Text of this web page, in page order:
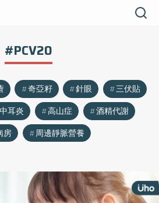
#PCV20
奇亞籽 針眼
三伏貼
中耳炎 高山症
酒精代謝
房
周邊靜脈營養